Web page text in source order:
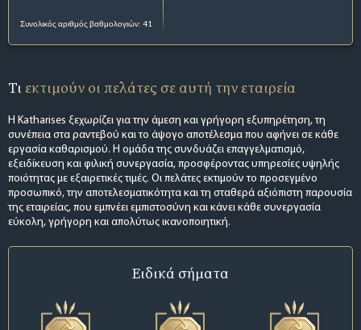
Συνολικός αριθμός βαθμολογιών: 41
Τι εκτιμούν οι πελάτες σε αυτή την εταιρεία
Η Katharises ξεχωρίζει για την άμεση και γρήγορη εξυπηρέτηση, τη
συνέπεια στα ραντεβού και το άψογο αποτέλεσμα που αφήνει σε κάθε
εργασία καθαρισμού. Η ομάδα της συνδυάζει επαγγελματισμό,
εξειδίκευση και φιλική συνεργασία, προσφέροντας υπηρεσίες υψηλής
ποιότητας με εξαιρετικές τιμές. Οι πελάτες εκτιμούν το προσεγμένο
προσωπικό, την αποτελεσματικότητα και τη σταθερά αξιόπιστη παρουσία
της εταιρείας, που εμπνέει εμπιστοσύνη και κάνει κάθε συνεργασία
εύκολη, γρήγορη και απολύτως ικανοποιητική.
Ειδικά σήματα